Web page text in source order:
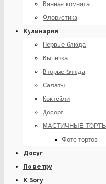
Ванная комната
Флористика
Кулинария
Первые блюда
Выпечка
Вторые блюда
Салаты
Коктейли
Десерт
МАСТИЧНЫЕ ТОРТЫ
Фото тортов
Досуг
По ветру
К Богу